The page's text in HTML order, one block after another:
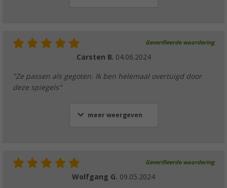
Geverifieerde waardering
Carsten B. 04.06.2024
"Ze passen als gegoten. Ik ben helemaal overtuigd door
deze spiegels"
meer weergeven
Geverifieerde waardering
Wolfgang G. 09.05.2024